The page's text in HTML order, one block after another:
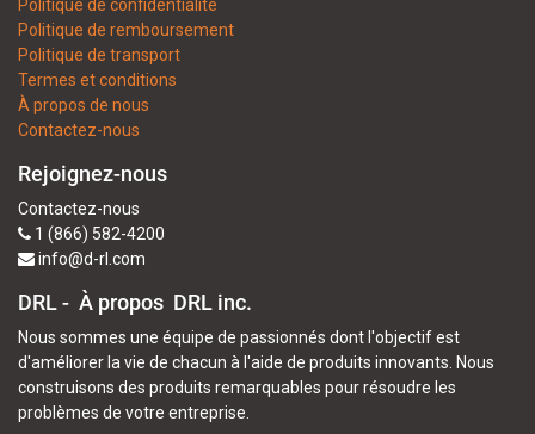
Politique de confidentialité
Politique de remboursement
Politique de transport
Termes et conditions
À propos de nous
Contactez-nous
Rejoignez-nous
Contactez-nous
1 (866) 582-4200
info@d-rl.com
DRL - À propos DRL inc.
Nous sommes une équipe de passionnés dont l'objectif est
d'améliorer la vie de chacun à l'aide de produits innovants. Nous
construisons des produits remarquables pour résoudre les
problèmes de votre entreprise.